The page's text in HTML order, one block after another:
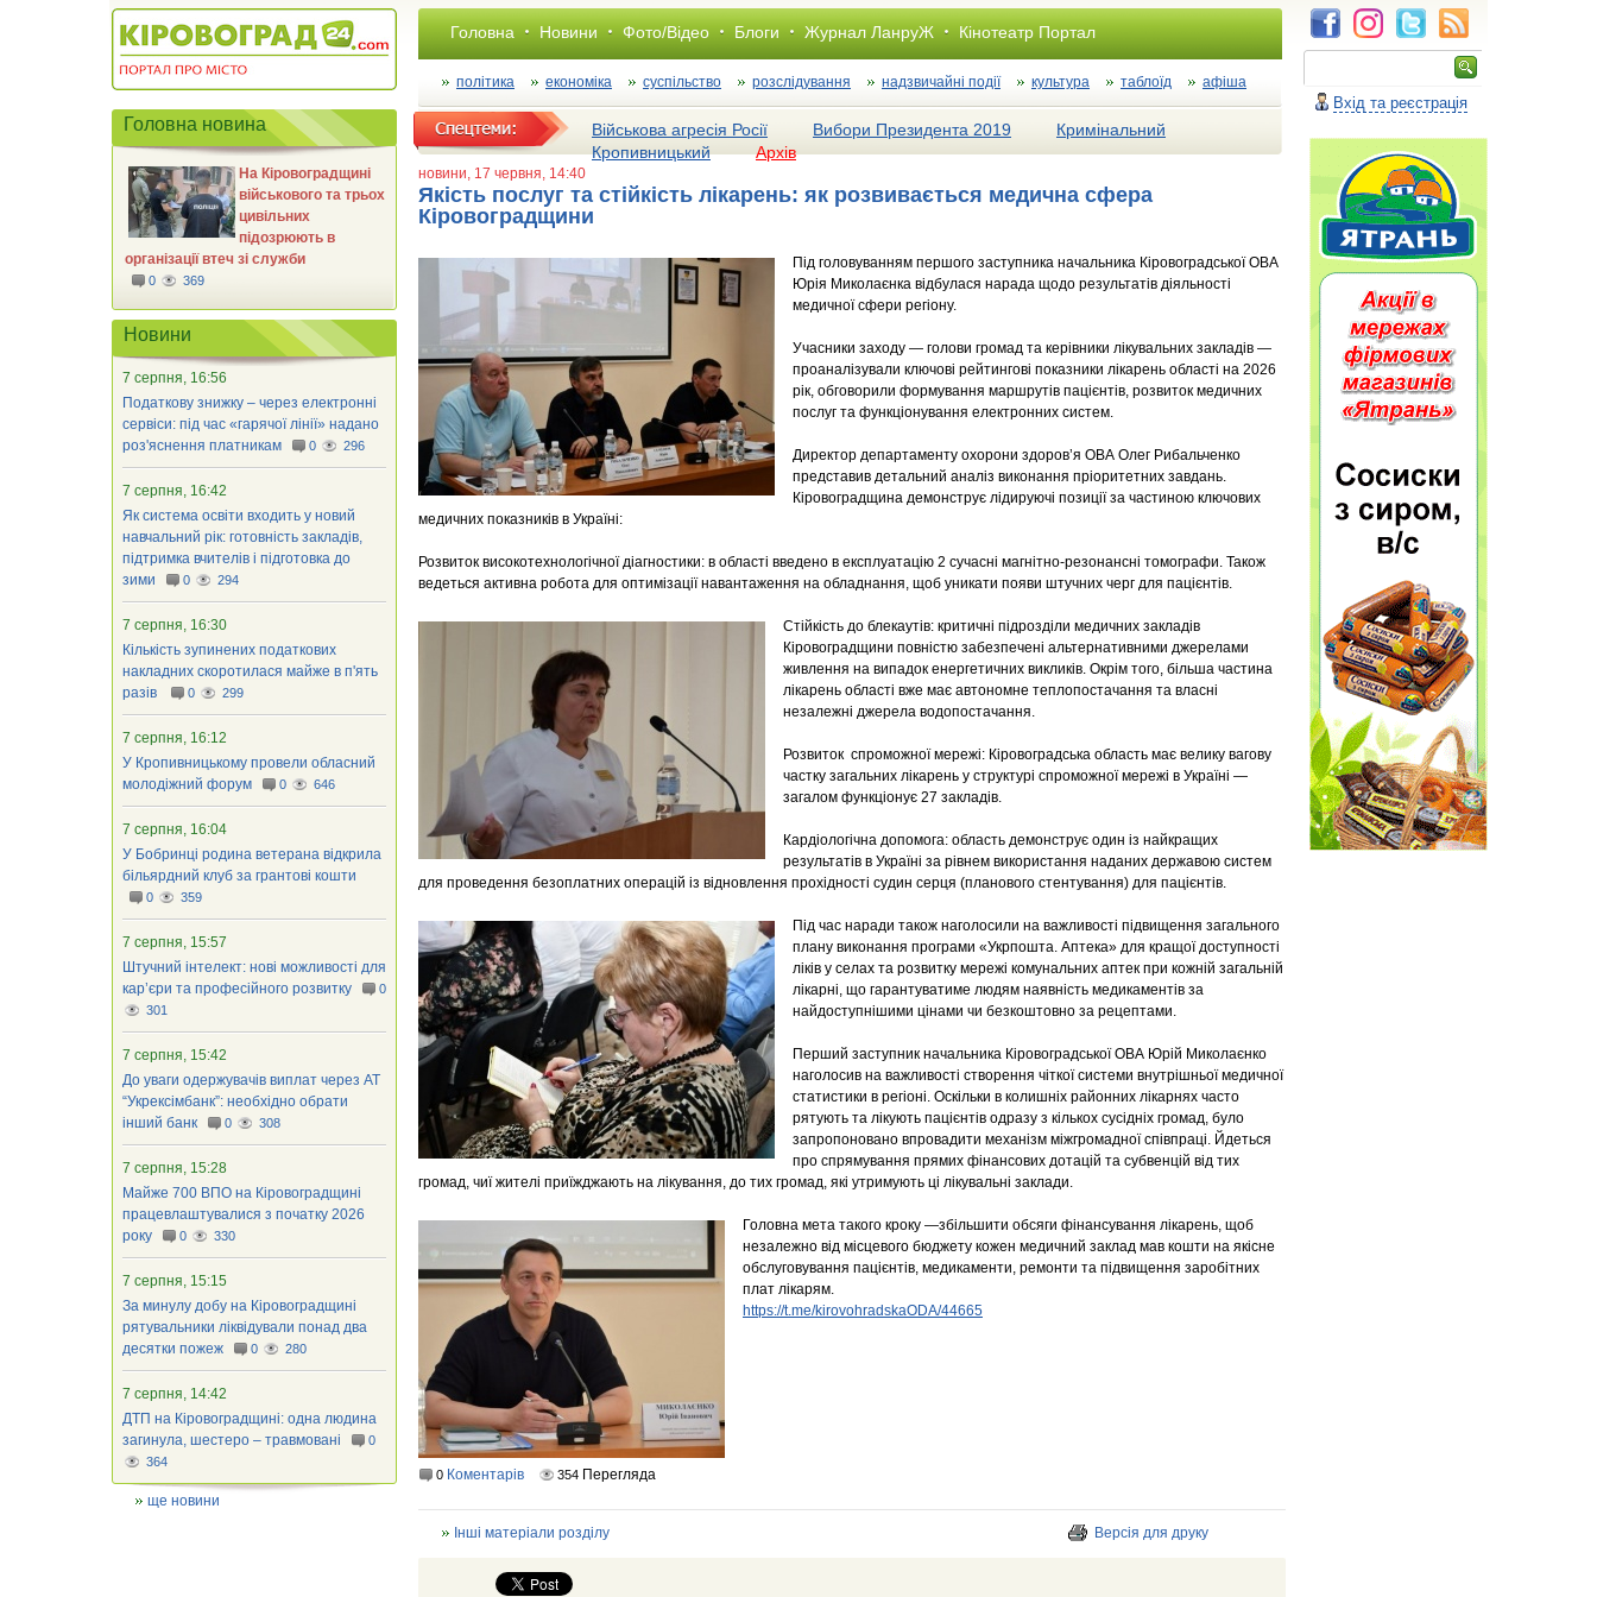
Головна Новини Фото/Відео Блоги Журнал ЛанруЖ Кінотеатр Портал
політика економіка суспільство розслiдування надзвичайні події культура таблоїд афіша
Військова агресія Росії Вибори Президента 2019
Кримінальний
Кропивницький
Архів
новини, 17 червня, 14:40
Якість послуг та стійкість лікарень: як розвивається медична сфера
Кіровоградщини
Під головуванням першого заступника начальника Кіровоградської ОВА
Юрія Миколаєнка відбулася нарада щодо результатів діяльності
медичної сфери регіону.
Учасники заходу — голови громад та керівники лікувальних закладів —
проаналізували ключові рейтингові показники лікарень області на 2026
рік, обговорили формування маршрутів пацієнтів, розвиток медичних
послуг та функціонування електронних систем.
Директор департаменту охорони здоров’я ОВА Олег Рибальченко
представив детальний аналіз виконання пріоритетних завдань.
Кіровоградщина демонструє лідируючі позиції за частиною ключових
медичних показників в Україні:
Розвиток високотехнологічної діагностики: в області введено в експлуатацію 2 сучасні магнітно-резонансні томографи. Також
ведеться активна робота для оптимізації навантаження на обладнання, щоб уникати появи штучних черг для пацієнтів.
Стійкість до блекаутів: критичні підрозділи медичних закладів
Кіровоградщини повністю забезпечені альтернативними джерелами
живлення на випадок енергетичних викликів. Окрім того, більша частина
лікарень області вже має автономне теплопостачання та власні
незалежні джерела водопостачання.
Розвиток спроможної мережі: Кіровоградська область має велику вагову
частку загальних лікарень у структурі спроможної мережі в Україні —
загалом функціонує 27 закладів.
Кардіологічна допомога: область демонструє один із найкращих
результатів в Україні за рівнем використання наданих державою систем
для проведення безоплатних операцій із відновлення прохідності судин серця (планового стентування) для пацієнтів.
Під час наради також наголосили на важливості підвищення загального
плану виконання програми «Укрпошта. Аптека» для кращої доступності
ліків у селах та розвитку мережі комунальних аптек при кожній загальній
лікарні, що гарантуватиме людям наявність медикаментів за
найдоступнішими цінами чи безкоштовно за рецептами.
Перший заступник начальника Кіровоградської ОВА Юрій Миколаєнко
наголосив на важливості створення чіткої системи внутрішньої медичної
статистики в регіоні. Оскільки в колишніх районних лікарнях часто
рятують та лікують пацієнтів одразу з кількох сусідніх громад, було
запропоновано впровадити механізм міжгромадної співпраці. Йдеться
про спрямування прямих фінансових дотацій та субвенцій від тих
громад, чиї жителі приїжджають на лікування, до тих громад, які утримують ці лікувальні заклади.
Головна мета такого кроку —збільшити обсяги фінансування лікарень, щоб
незалежно від місцевого бюджету кожен медичний заклад мав кошти на якісне
обслуговування пацієнтів, медикаменти, ремонти та підвищення заробітних
плат лікарям.
https://t.me/kirovohradskaODA/44665
0 Коментарів 354 Перегляда
Інші матеріали розділу Версія для друку
Головна новина
На Кіровоградщині
військового та трьох
цивільних
підозрюють в
організації втеч зі служби
0 369
Новини
7 серпня, 16:56
Податкову знижку – через електронні
сервіси: під час «гарячої лінії» надано
роз'яснення платникам
0 296
7 серпня, 16:42
Як система освіти входить у новий
навчальний рік: готовність закладів,
підтримка вчителів і підготовка до
зими
0 294
7 серпня, 16:30
Кількість зупинених податкових
накладних скоротилася майже в п'ять
разів
0 299
7 серпня, 16:12
У Кропивницькому провели обласний
молодіжний форум
0 646
7 серпня, 16:04
У Бобринці родина ветерана відкрила
більярдний клуб за грантові кошти
0 359
7 серпня, 15:57
Штучний інтелект: нові можливості для
кар’єри та професійного розвитку
0
301
7 серпня, 15:42
До уваги одержувачів виплат через АТ
“Укрексімбанк”: необхідно обрати
інший банк
0 308
7 серпня, 15:28
Майже 700 ВПО на Кіровоградщині
працевлаштувалися з початку 2026
року
0 330
7 серпня, 15:15
За минулу добу на Кіровоградщині
рятувальники ліквідували понад два
десятки пожеж
0 280
7 серпня, 14:42
ДТП на Кіровоградщині: одна людина
загинула, шестеро – травмовані
0
364
ще новини
Вхід та реєстрація